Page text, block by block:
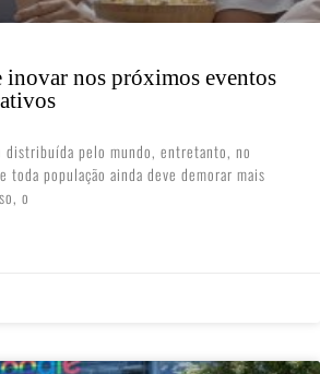
inovar nos próximos eventos
distribuída pelo mundo, entretanto, no
toda população ainda deve demorar mais
o